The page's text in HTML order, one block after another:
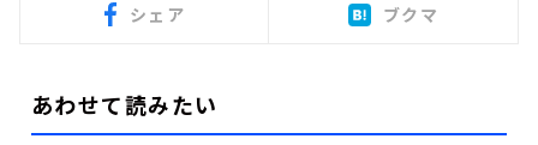
シェア ブクマ
あわせて読みたい